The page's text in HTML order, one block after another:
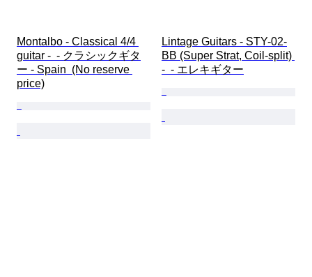
Montalbo - Classical 4/4
guitar -  - クラシックギタ
ー - Spain  (No reserve
price)
Lintage Guitars - STY-02-
BB (Super Strat, Coil-split)
-  - エレキギター